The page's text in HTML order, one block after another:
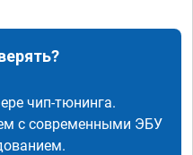
чип-тюнинга.
с современными ЭБУ